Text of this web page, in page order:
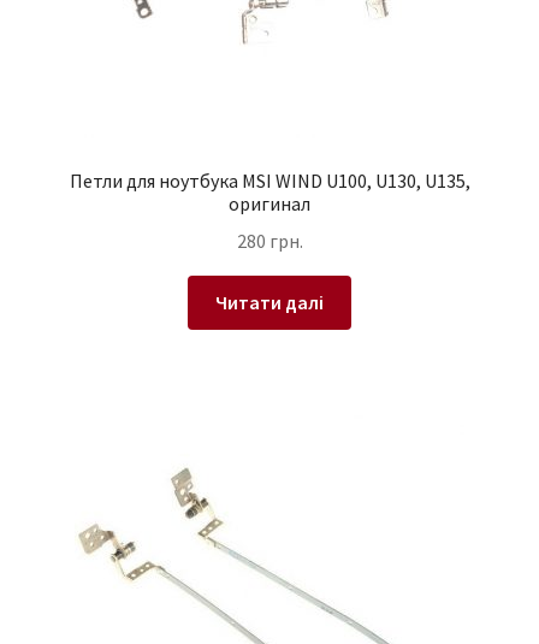
Петли для ноутбука MSI WIND U100, U130, U135,
оригинал
280 грн.
Читати далі